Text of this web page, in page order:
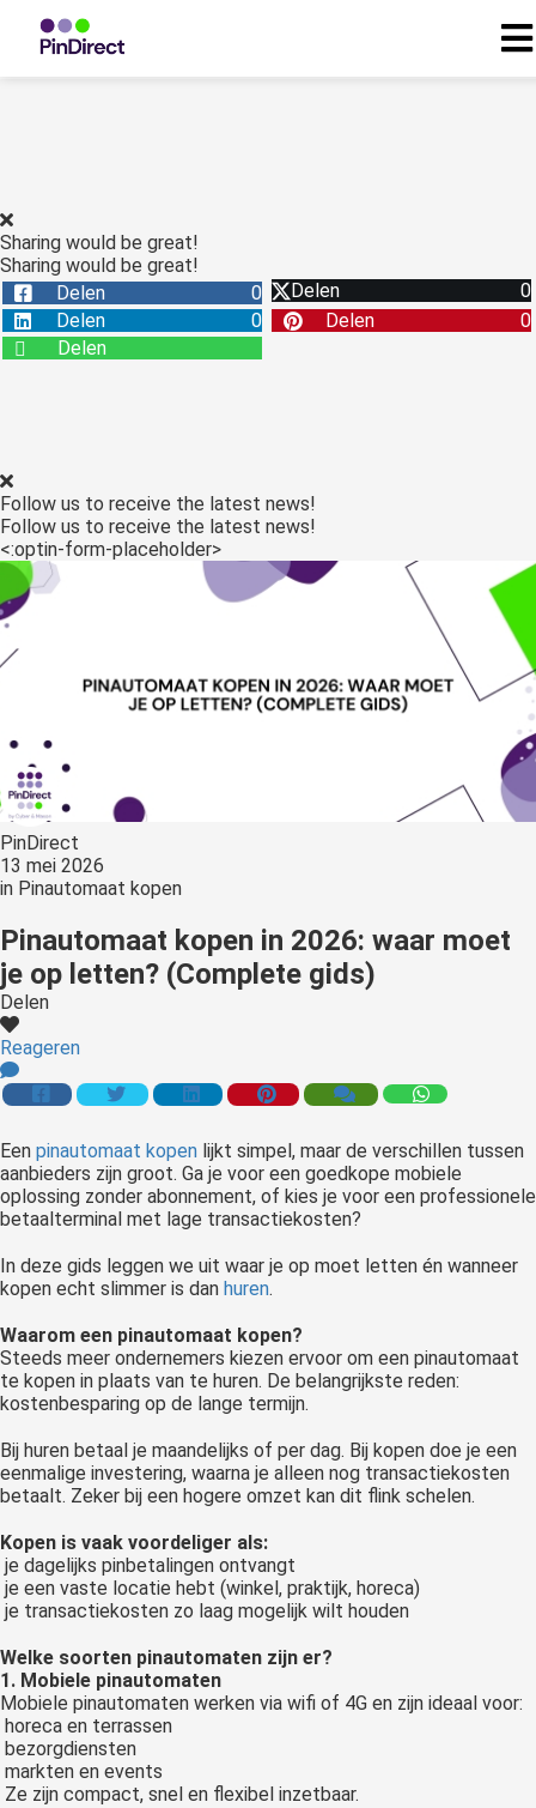
Sharing would be great!
Sharing would be great!
Delen
0 Delen
0
Delen
0 Delen
0
Delen
Follow us to receive the latest news!
Follow us to receive the latest news!
<:optin-form-placeholder>
PinDirect
13 mei 2026
in Pinautomaat kopen
Pinautomaat kopen in 2026: waar moet
je op letten? (Complete gids)
Delen
Reageren
Een pinautomaat kopen lijkt simpel, maar de verschillen tussen
aanbieders zijn groot. Ga je voor een goedkope mobiele
oplossing zonder abonnement, of kies je voor een professionele
betaalterminal met lage transactiekosten?
In deze gids leggen we uit waar je op moet letten én wanneer
kopen echt slimmer is dan huren.
Waarom een pinautomaat kopen?
Steeds meer ondernemers kiezen ervoor om een pinautomaat
te kopen in plaats van te huren. De belangrijkste reden:
kostenbesparing op de lange termijn.
Bij huren betaal je maandelijks of per dag. Bij kopen doe je een
eenmalige investering, waarna je alleen nog transactiekosten
betaalt. Zeker bij een hogere omzet kan dit flink schelen.
Kopen is vaak voordeliger als:
je dagelijks pinbetalingen ontvangt
je een vaste locatie hebt (winkel, praktijk, horeca)
je transactiekosten zo laag mogelijk wilt houden
Welke soorten pinautomaten zijn er?
1. Mobiele pinautomaten
Mobiele pinautomaten werken via wifi of 4G en zijn ideaal voor:
horeca en terrassen
bezorgdiensten
markten en events
Ze zijn compact, snel en flexibel inzetbaar.
zijn
deze
kan de
niet
om
te
over
van
op
gebruikt
te
de
website-
van